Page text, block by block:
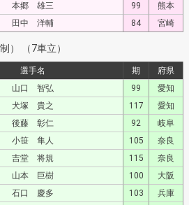
本郷 雄三
99
熊本
田中 洋輔
84 宮崎
） （7車立）
選手名 期 府県
山口 智弘 99
愛知
犬塚 貴之
117
愛知
後藤 彰仁
92 岐阜
小笹 隼人 105
奈良
吉堂 将規
115
奈良
山本 巨樹
100
大阪
石口 慶多
103 兵庫